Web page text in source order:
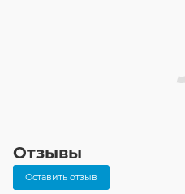
Отзывы
Оставить отзыв